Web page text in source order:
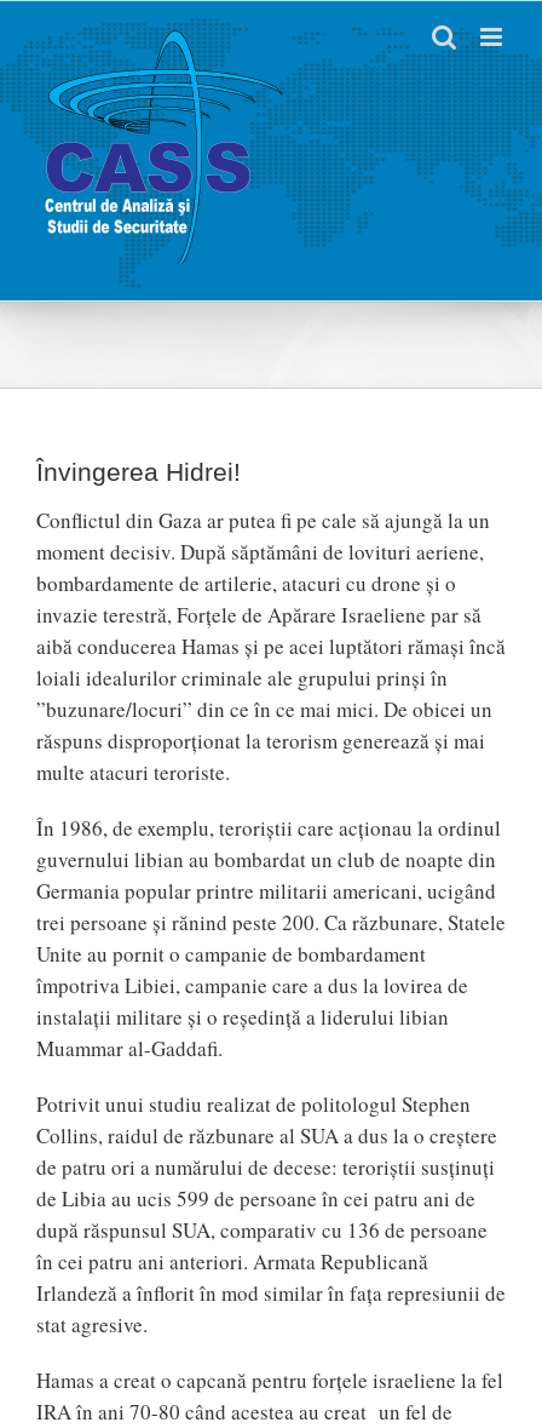
content
Învingerea Hidrei!
Conflictul din Gaza ar putea fi pe cale să ajungă la un
moment decisiv. După săptămâni de lovituri aeriene,
bombardamente de artilerie, atacuri cu drone și o
invazie terestră, Forțele de Apărare Israeliene par să
aibă conducerea Hamas și pe acei luptători rămași încă
loiali idealurilor criminale ale grupului prinși în
”buzunare/locuri” din ce în ce mai mici. De obicei un
răspuns disproporționat la terorism generează și mai
multe atacuri teroriste.
În 1986, de exemplu, teroriștii care acționau la ordinul
guvernului libian au bombardat un club de noapte din
Germania popular printre militarii americani, ucigând
trei persoane și rănind peste 200. Ca răzbunare, Statele
Unite au pornit o campanie de bombardament
împotriva Libiei, campanie care a dus la lovirea de
instalații militare și o reședință a liderului libian
Muammar al-Gaddafi.
Potrivit unui studiu realizat de politologul Stephen
Collins, raidul de răzbunare al SUA a dus la o creștere
de patru ori a numărului de decese: teroriștii susținuți
de Libia au ucis 599 de persoane în cei patru ani de
după răspunsul SUA, comparativ cu 136 de persoane
în cei patru ani anteriori. Armata Republicană
Irlandeză a înflorit în mod similar în fața represiunii de
stat agresive.
Hamas a creat o capcană pentru forțele israeliene la fel
IRA în ani 70-80 când acestea au creat un fel de